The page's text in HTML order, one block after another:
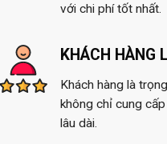
với chi phí tốt nhất.
KHÁCH HÀNG
Khách hàng là
không chỉ cung
lâu dài.